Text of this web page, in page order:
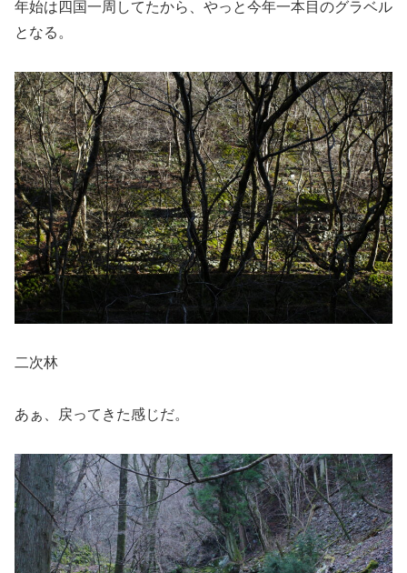
年始は四国一周してたから、やっと今年一本目のグラベル
となる。
二次林
あぁ、戻ってきた感じだ。